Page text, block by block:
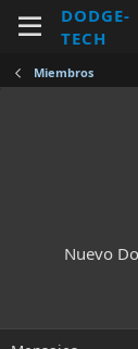
DODGE-
TECH
Miembros
Nuevo